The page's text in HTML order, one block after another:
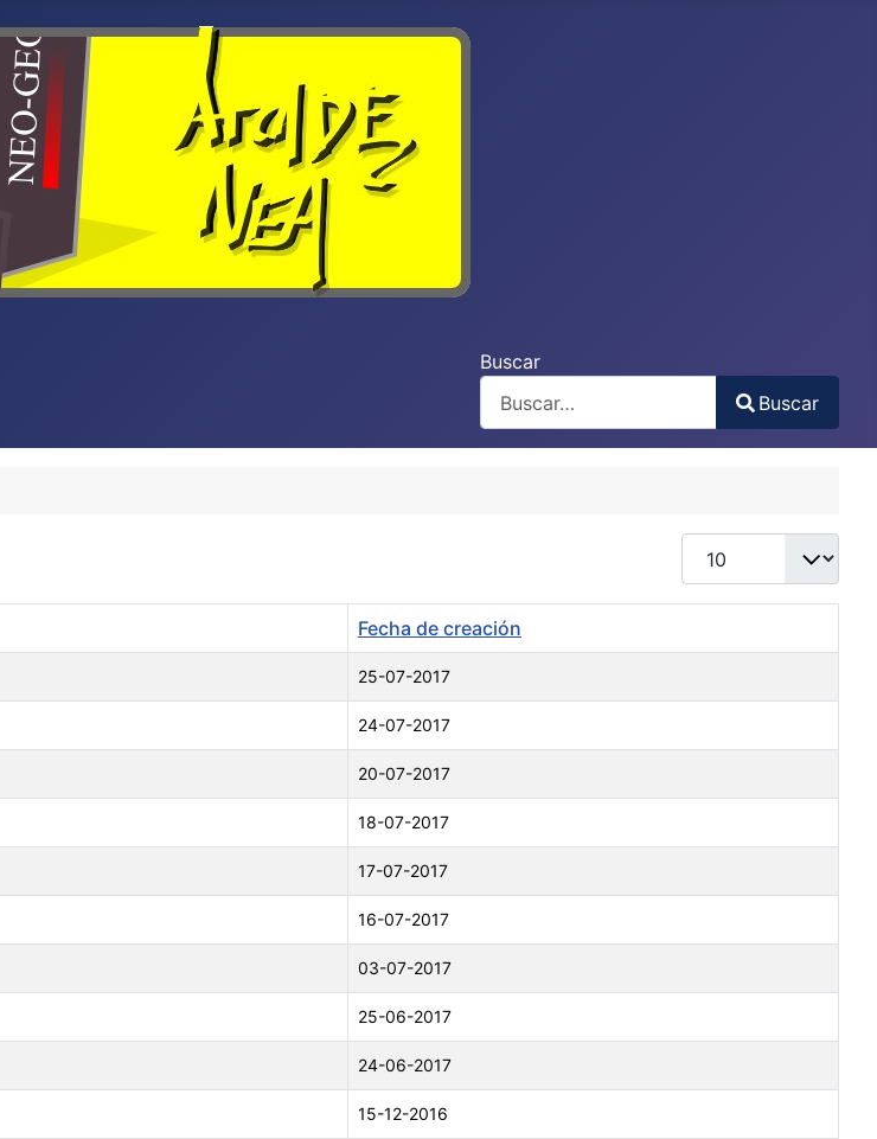
Buscar
Type 2 or more characters for results.
Buscar
Cantidad a mostrar
Fecha de creación
25-07-2017
24-07-2017
20-07-2017
18-07-2017
17-07-2017
16-07-2017
03-07-2017
25-06-2017
24-06-2017
15-12-2016